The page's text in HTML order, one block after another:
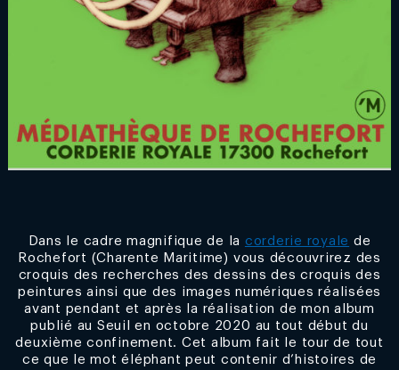
Dans le cadre magnifique de la corderie royale de
Rochefort (Charente Maritime) vous découvrirez des
croquis des recherches des dessins des croquis des
peintures ainsi que des images numériques réalisées
avant pendant et après la réalisation de mon album
publié au Seuil en octobre 2020 au tout début du
deuxième confinement. Cet album fait le tour de tout
ce que le mot éléphant peut contenir d’histoires de